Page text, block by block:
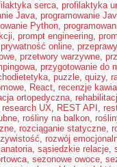
serca, profilaktyka
Java, programowanie
Python,
, prompt engineering,
prywatność online,
, przetwory warzywne,
, przygotowanie do
, puzzle, quizy,
, React, recenzje
ortopedyczna,
research UX, REST API ,
, rośliny na balkon,
, rozciąganie statyczne,
, rozwój
, sąsiedzkie relacje,
, sezonowe owoce,